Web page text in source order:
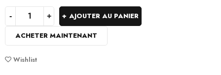
AJOUTER AU PANIER
ACHETER MAINTENANT
Wishlist